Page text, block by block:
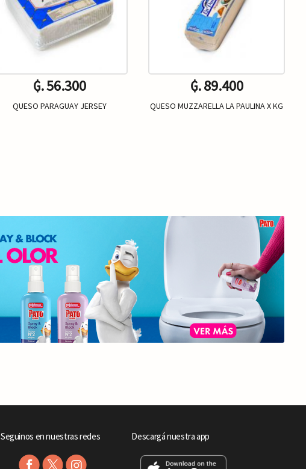
₲. 56.300
QUESO PARAGUAY JERSEY
₲. 89.400
QUESO MUZZARELLA LA PAULINA X KG
Seguinos en nuestras redes Descargá nuestra app